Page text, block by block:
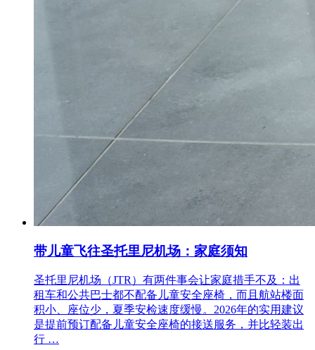
带儿童飞往圣托里尼机场：家庭须知
圣托里尼机场（JTR）有两件事会让家庭措手不及：出
租车和公共巴士都不配备儿童安全座椅，而且航站楼面
积小、座位少，夏季安检速度缓慢。2026年的实用建议
是提前预订配备儿童安全座椅的接送服务，并比轻装出
行 …